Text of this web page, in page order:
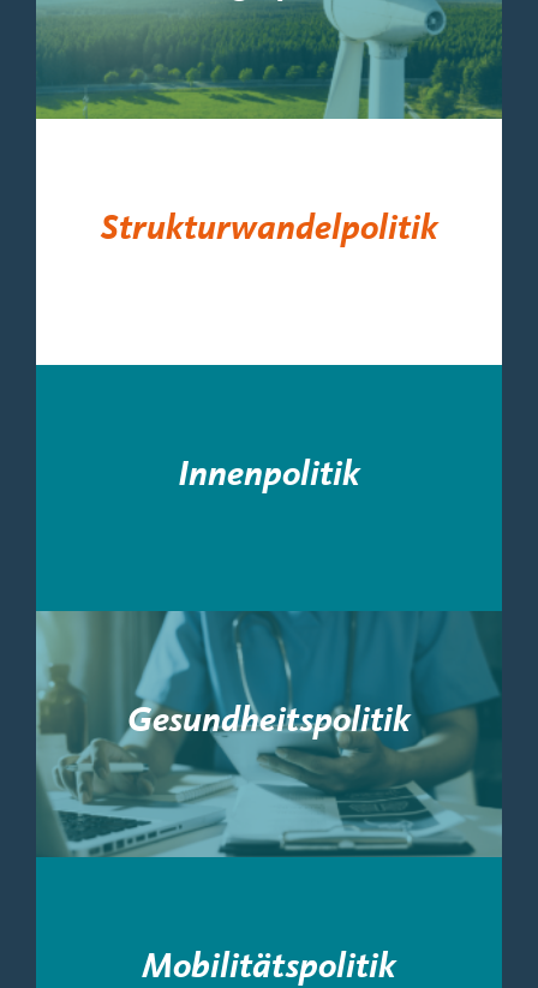
Strukturwandelpolitik
Innenpolitik
Mobilitätspolitik
Gesundheitspolitik